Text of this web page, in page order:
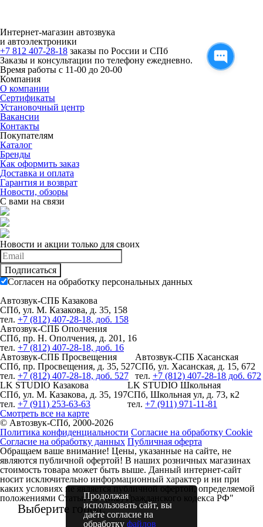
Интернет-магазин автозвука
и автоэлектроники
+7 812 407-28-18 заказы по России и СПб
Заказы и консультации по телефону ежедневно.
Время работы с 11-00 до 20-00
Компания
О компании
Сертификаты
Установочный центр
Вакансии
Контакты
Покупателям
Каталог
Бренды
Как оформить заказ
Доставка и оплата
Гарантия и возврат
Новости, обзоры
С вами на связи
Новости и акции только для своих
Подписаться
Согласен на обработку персональных данных
Автозвук-СПБ Казакова
СПб, ул. М. Казакова, д. 35, 158
тел. +7 (812) 407-28-18, доб. 158
Автозвук-СПБ Ополчения
СПб, пр. Н. Ополчения, д. 201, 16
тел. +7 (812) 407-28-18, доб. 16
Автозвук-СПБ Просвещения
СПб, пр. Просвещения, д. 35, 527
тел. +7 (812) 407-28-18, доб. 527
Автозвук-СПБ Хасанская
СПб, ул. Хасанская, д. 15, 672
тел. +7 (812) 407-28-18 доб. 672
LK STUDIO Казакова
СПб, ул. М. Казакова, д. 35, 197
тел. +7 (911) 253-63-63
LK STUDIO Школьная
СПб, Школьная ул, д. 73, к2
тел. +7 (911) 971-11-81
Смотреть все на карте
© Автозвук-СПб, 2000-2026
Политика конфиденциальности Согласие на обработку Cookie
Согласие на обработку данных Публичная оферта
Обращаем ваше внимание! Цены, указанные на сайте, не
являются публичной офертой! В наших розничных магазинах
стоимость товара может быть выше. Данный интернет-сайт
носит исключительно информационный характер и ни при
каких условиях не является публичной офертой, определяемой
положениями Статьи 437 (п.2) Гражданского кодекса РФ"
Выберите город:
Продолжая
использовать сайт, вы
даёте согласие на
обработку файлов